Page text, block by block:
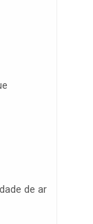
de ar